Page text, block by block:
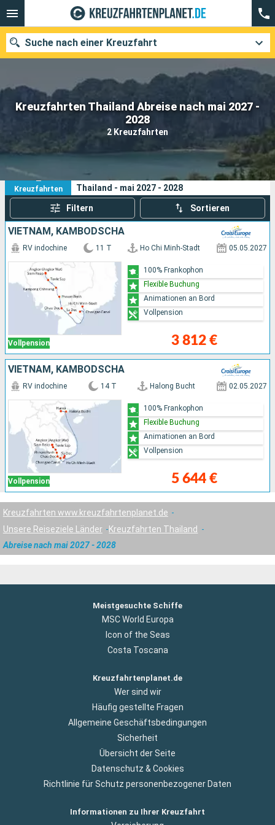
Kreuzfahrten Thailand Abreise nach mai 2027 -
2028
2 Kreuzfahrten
Suche nach einer Kreuzfahrt
Unsere Ziele
Abfahrtsmonat
Suchen
2
Kreuzfahrten
Ihre Suchkriterien:
Thailand - mai 2027 - 2028
Filtern Sortieren
VIETNAM, KAMBODSCHA
Vollpension
RV indochine 11 T Ho Chi Minh-Stadt 05.05.2027
3 812 €
100% Frankophon
Flexible Buchung
Animationen an Bord
Vollpension
VIETNAM, KAMBODSCHA
Vollpension
RV indochine 14 T Halong Bucht 02.05.2027
5 644 €
100% Frankophon
Flexible Buchung
Animationen an Bord
Vollpension
Kreuzfahrten www.kreuzfahrtenplanet.de
Unsere Reiseziele Länder
Kreuzfahrten Thailand
Abreise nach mai 2027 - 2028
Meistgesuchte Schiffe
MSC World Europa
Icon of the Seas
Costa Toscana
Kreuzfahrtenplanet.de
Wer sind wir
Häufig gestellte Fragen
Allgemeine Geschäftsbedingungen
Sicherheit
Übersicht der Seite
Datenschutz & Cookies
Richtlinie für Schutz personenbezogener Daten
Informationen zu Ihrer Kreuzfahrt